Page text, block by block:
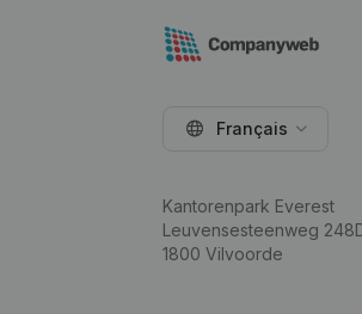
Français
Kantorenpark Everest
Leuvensesteenweg
1800 Vilvoorde